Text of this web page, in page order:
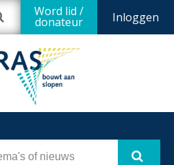
Inloggen
Word lid /
donateur